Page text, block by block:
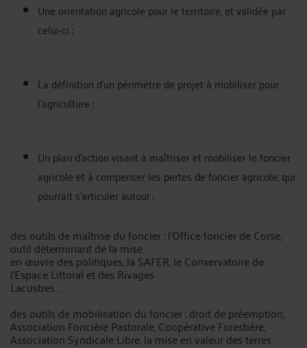
Une orientation agricole pour le territoire, et validée par
celui-ci ;
La définition d’un périmètre de projet à mobiliser pour
l’agriculture ;
Un plan d’action visant à maîtriser et mobiliser le foncier
agricole et à compenser les pertes de foncier agricole, qui
pourrait s’articuler autour :
des outils de maîtrise du foncier : l’Office foncier de Corse,
outil déterminant de la mise
en œuvre des politiques, la SAFER, le Conservatoire de
l’Espace Littoral et des Rivages
Lacustres …
des outils de mobilisation du foncier : droit de préemption,
Association Foncière Pastorale, Coopérative Forestière,
Association Syndicale Libre, la mise en valeur des terres